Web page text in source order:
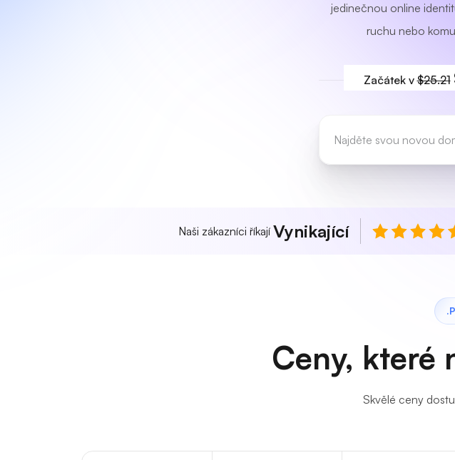
jedinečnou online
ruchu nebo
Začátek v$25.21
Naši zákazníci říkají Vynikající
Ceny, které
Skvělé ceny